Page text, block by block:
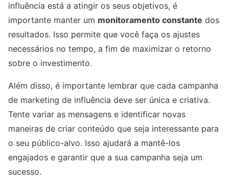
influência está a atingir os seus objetivos, é
importante manter um monitoramento constante dos
resultados. Isso permite que você faça os ajustes
necessários no tempo, a fim de maximizar o retorno
sobre o investimento.
Além disso, é importante lembrar que cada campanha
de marketing de influência deve ser única e criativa.
Tente variar as mensagens e identificar novas
maneiras de criar conteúdo que seja interessante para
o seu público-alvo. Isso ajudará a mantê-los
engajados e garantir que a sua campanha seja um
sucesso.